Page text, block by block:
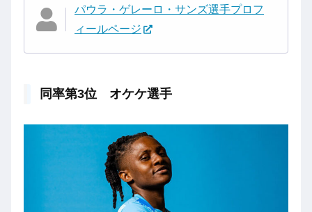
パウラ・ゲレーロ・サンズ選手プロフ
ィールページ
同率第3位 オケケ選手